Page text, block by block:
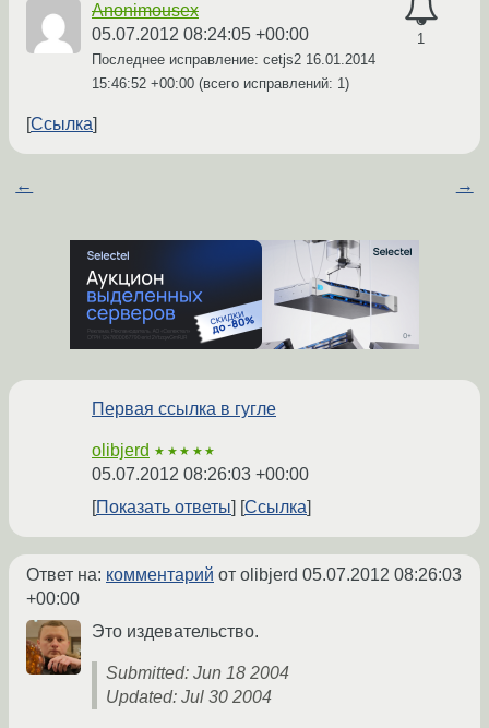
1
Anonimousex
05.07.2012 08:24:05 +00:00
Последнее исправление: cetjs2 16.01.2014
15:46:52 +00:00 (всего исправлений: 1)
Ссылка
← →
Первая ссылка в гугле
olibjerd ★★★★★
05.07.2012 08:26:03 +00:00
Показать ответы
Ссылка
Ответ на: комментарий от olibjerd 05.07.2012 08:26:03
+00:00
Это издевательство.
Submitted: Jun 18 2004
Updated: Jul 30 2004